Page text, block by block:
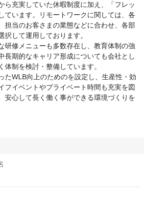
ら充実していた休暇制度に加え、「フレッ
ています。リモートワークに関しては、各
担当のお客さまの業態などに合わせ、各部
択して運用しております。
研修メニューも多数存在し、教育体制の強
長期的なキャリア形成についても会社とし
体制を検討・整備しています。
たWLB向上のためのを設定し、生産性・効
フイベントやプライベート時間も充実を図
安心して長く働く事ができる環境づくりを